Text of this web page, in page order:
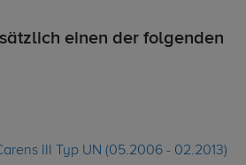
einen der folgenden